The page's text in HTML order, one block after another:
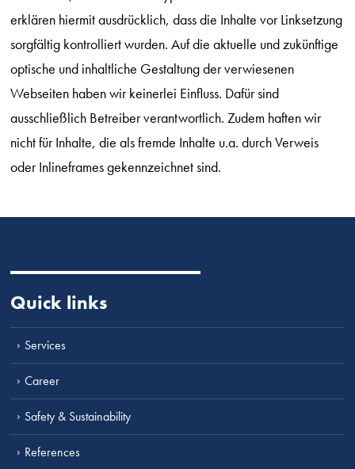
erklären hiermit ausdrücklich, dass die Inhalte vor Linksetzung
sorgfältig kontrolliert wurden. Auf die aktuelle und zukünftige
optische und inhaltliche Gestaltung der verwiesenen
Webseiten haben wir keinerlei Einfluss. Dafür sind
ausschließlich Betreiber verantwortlich. Zudem haften wir
nicht für Inhalte, die als fremde Inhalte u.a. durch Verweis
oder Inlineframes gekennzeichnet sind.
Quick links
Services
Career
Safety & Sustainability
References